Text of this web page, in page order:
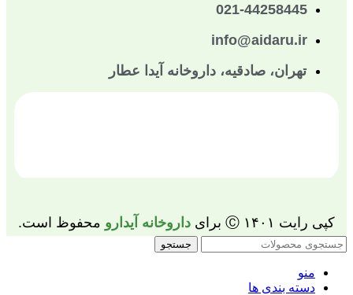
021-44258445
info@aidaru.ir
تهران، صادقیه، داروخانه آیدا عطار
کپی رایت ۱۴۰۱ Ⓒ برای داروخانه آیدارو محفوظ است.
جستجو
منو
دسته بندی ها